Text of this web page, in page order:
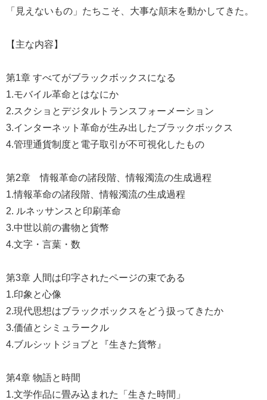
「見えないもの」たちこそ、大事な顛末を動かしてきた。
【主な内容】
第1章 すべてがブラックボックスになる
1.モバイル革命とはなにか
2.スクショとデジタルトランスフォーメーション
3.インターネット革命が生み出したブラックボックス
4.管理通貨制度と電子取引が不可視化したもの
第2章 情報革命の諸段階、情報濁流の生成過程
1.情報革命の諸段階、情報濁流の生成過程
2. ルネッサンスと印刷革命
3.中世以前の書物と貨幣
4.文字・言葉・数
第3章 人間は印字されたページの束である
1.印象と心像
2.現代思想はブラックボックスをどう扱ってきたか
3.価値とシミュラークル
4.ブルシットジョブと『生きた貨幣』
第4章 物語と時間
1.文学作品に畳み込まれた「生きた時間」